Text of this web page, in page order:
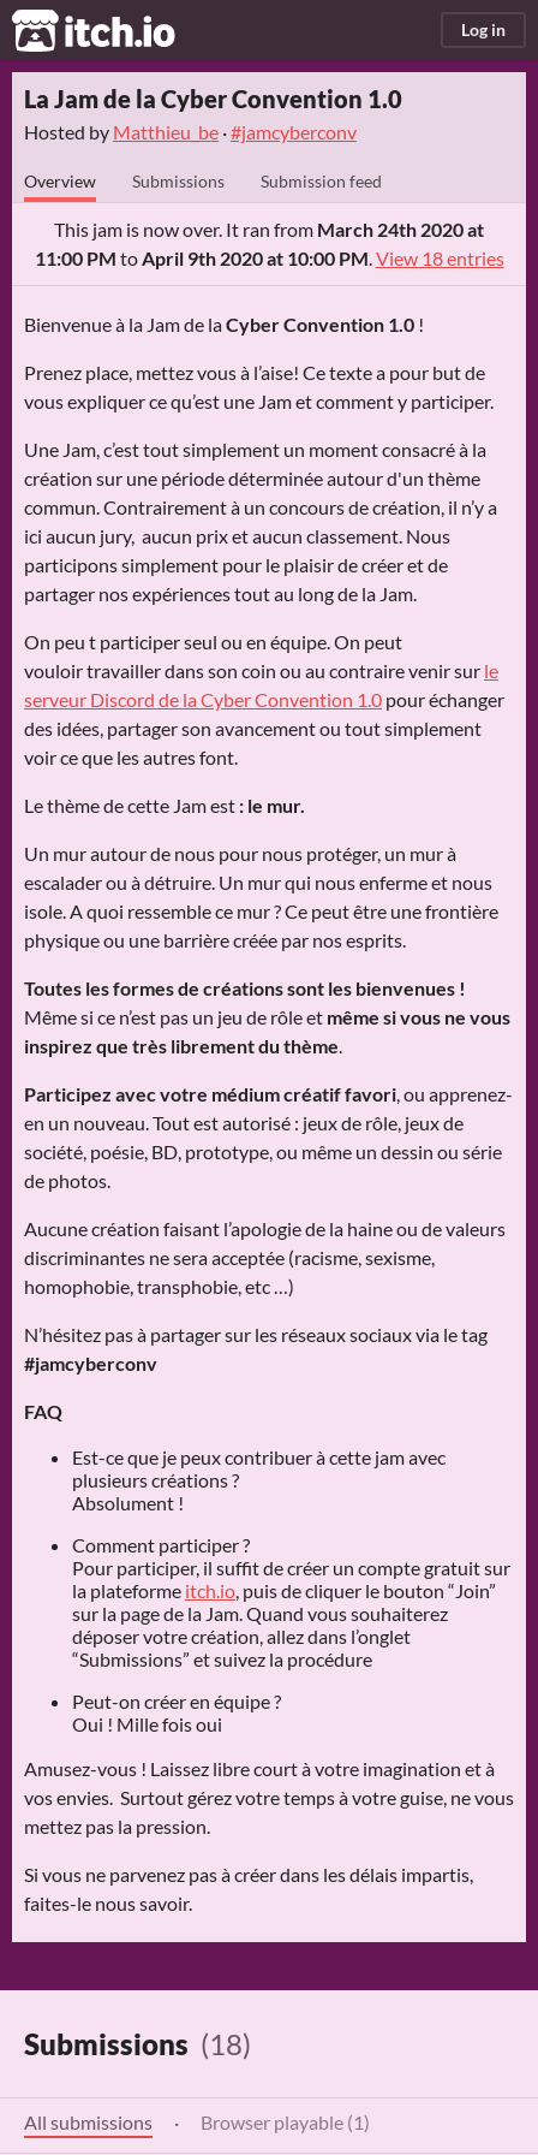
itch.io Log in
La Jam de la Cyber Convention 1.0
Hosted by Matthieu_be ·#jamcyberconv
Overview Submissions Submission feed
This jam is now over. It ran from March 24th 2020 at
11:00 PM toApril 9th 2020 at 10:00 PM.View 18 entries
Bienvenue à la Jam de laCyber Convention 1.0 !
Prenez place, mettez vous à l’aise! Ce texte a pour but de
vous expliquer ce qu’est une Jam et comment y participer.
Une Jam, c’est tout simplement un moment consacré à la
création sur une période déterminée autour d'un thème
commun. Contrairement à un concours de création, il n’y a
ici aucun jury, aucun prix et aucun classement. Nous
participons simplement pour le plaisir de créer et de
partager nos expériences tout au long de la Jam.
On peu t participer seul ou en équipe. On peut
vouloir travailler dans son coin ou au contraire venir sur le
serveur Discord de la Cyber Convention 1.0 pour échanger
des idées, partager son avancement ou tout simplement
voir ce que les autres font.
Le thème de cette Jam est : le mur.
Un mur autour de nous pour nous protéger, un mur à
escalader ou à détruire. Un mur qui nous enferme et nous
isole. A quoi ressemble ce mur ? Ce peut être une frontière
physique ou une barrière créée par nos esprits.
Toutes les formes de créations sont les bienvenues !
Même si ce n’est pas un jeu de rôle et même si vous ne vous
inspirez que très librement du thème.
Participez avec votre médium créatif favori, ou apprenez-
en un nouveau. Tout est autorisé : jeux de rôle, jeux de
société, poésie, BD, prototype, ou même un dessin ou série
de photos.
Aucune création faisant l’apologie de la haine ou de valeurs
discriminantes ne sera acceptée (racisme, sexisme,
homophobie, transphobie, etc …)
N’hésitez pas à partager sur les réseaux sociaux via le tag
#jamcyberconv
FAQ
Est-ce que je peux contribuer à cette jam avec
plusieurs créations ?
Absolument !
Comment participer ?
Pour participer, il suffit de créer un compte gratuit sur
la plateforme itch.io, puis de cliquer le bouton “Join”
sur la page de la Jam. Quand vous souhaiterez
déposer votre création, allez dans l’onglet
“Submissions” et suivez la procédure
Peut-on créer en équipe ?
Oui ! Mille fois oui
Amusez-vous ! Laissez libre court à votre imagination et à
vos envies. Surtout gérez votre temps à votre guise, ne vous
mettez pas la pression.
Si vous ne parvenez pas à créer dans les délais impartis,
faites-le nous savoir.
Submissions (18)
All submissions · Browser playable (1)